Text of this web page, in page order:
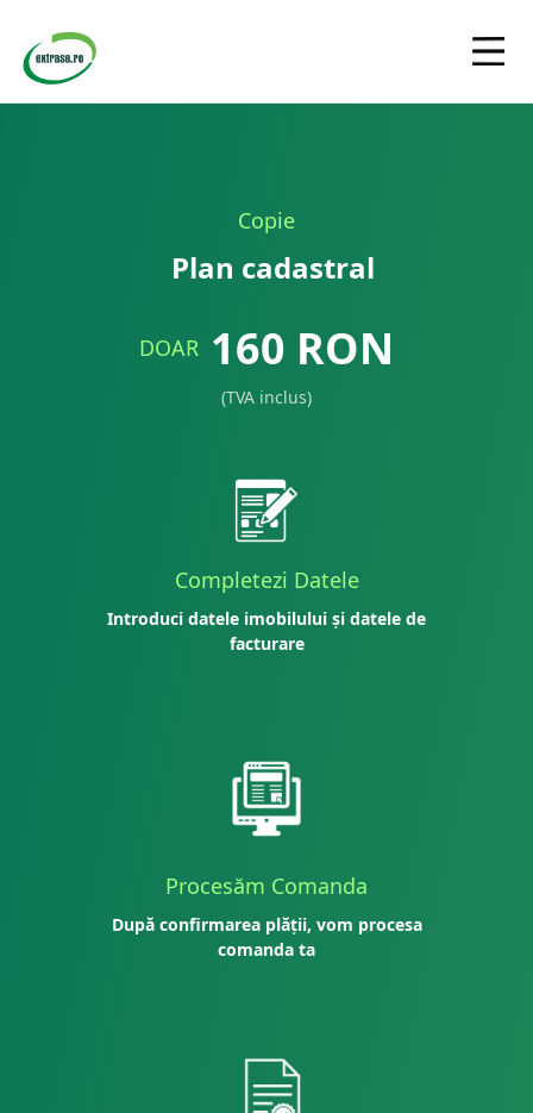
Copie
Plan cadastral
DOAR 160 RON
(TVA inclus)
Completezi Datele
Introduci datele imobilului și datele de
facturare
Procesăm Comanda
După confirmarea plății, vom procesa
comanda ta